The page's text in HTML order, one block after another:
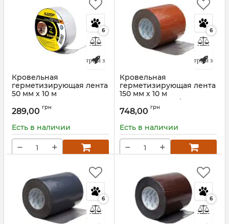
6
Быстрый заказ
Кровельная
герметизирующая лента
50 мм х 10 м
ALENOR BF
289,00 грн
Есть в наличии
− +
6
Быстрый заказ
Кровельная
герметизирующая лента
150 мм х 10 м
Терракотовая Alenor BF
Артикул:8004A15010
748,00 грн
Есть в наличии
− +
6 6